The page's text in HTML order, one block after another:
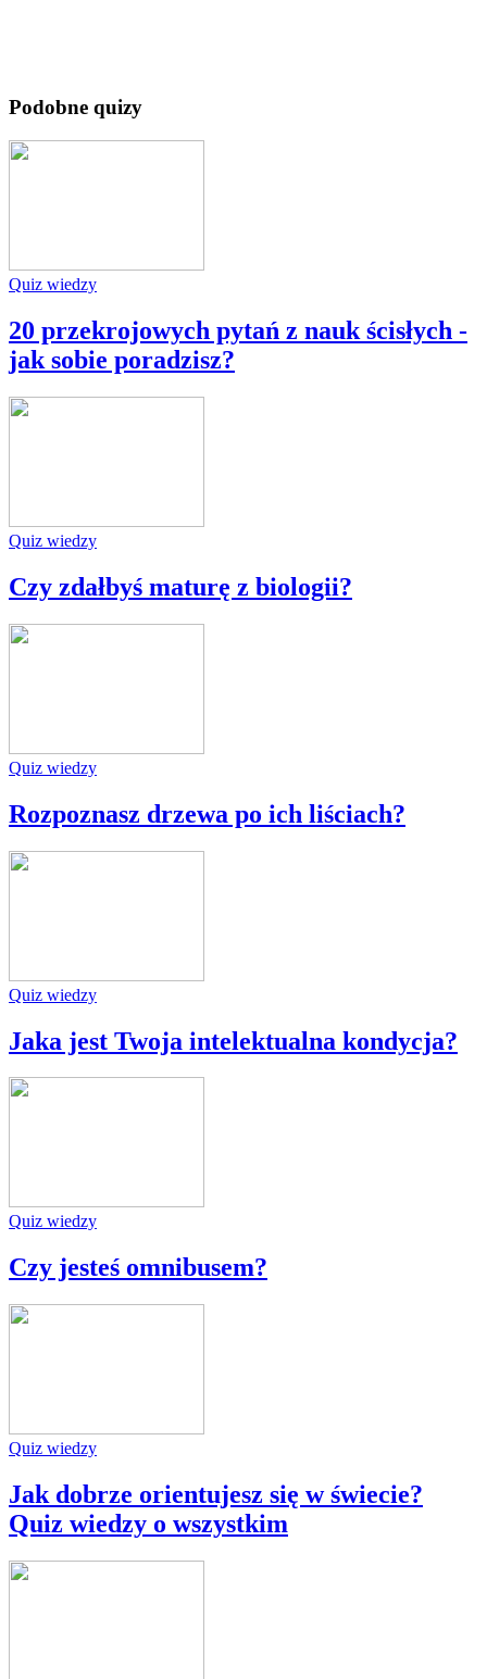
Podobne quizy
Quiz wiedzy
20 przekrojowych pytań z nauk ścisłych -
jak sobie poradzisz?
Quiz wiedzy
Czy zdałbyś maturę z biologii?
Quiz wiedzy
Rozpoznasz drzewa po ich liściach?
Quiz wiedzy
Jaka jest Twoja intelektualna kondycja?
Quiz wiedzy
Czy jesteś omnibusem?
Quiz wiedzy
Jak dobrze orientujesz się w świecie?
Quiz wiedzy o wszystkim